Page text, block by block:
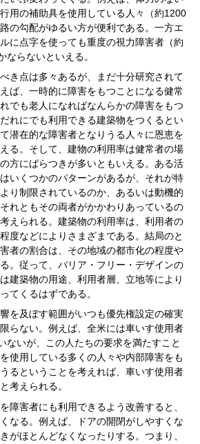
用の補助具を使用している人々（約1200
の勾配がゆるい方が便利である。一方エ
に点字を使っても重度の視力障害者（約
ならないといえる。
き点は多々あるが、まだ十分研究されて
ば、一時的に障害をもつことになる健常
でも老人になればなんらかの障害をもつ
れにでも利用できる建築物をつくるとい
潜在的な障害者となりうる人々に恩恵を
る。そして、建物の利用率は健常者の場
方にばらつきが多いともいえる。ある活
いくつかのパターンがあるが、それが特
り制限されているのか、あるいは動機的
れともその両者がかかわりあっているの
えられる。建築物の利用率は、利用者の
度などによりさまざまである。結局のと
者の割合は、その地域の都市化の程度や
。従って、バリア・フリー・デザインの
建築物の用途、利用者層、立地等により
てくるはずである。
を及ぼす範囲がいつも優先権設定の確実
らない。例えば、全米には車いす使用者
ないが、この人たちの要求を満たすこと
使用している多くの人々や内部障害をも
るということを考えれば、車いす使用者
考えられる。
障害者にも利用できるよう改善すると、
なる。例えば、ドアの開閉がしやすくな
がほとんどなくなったりする。つまり、